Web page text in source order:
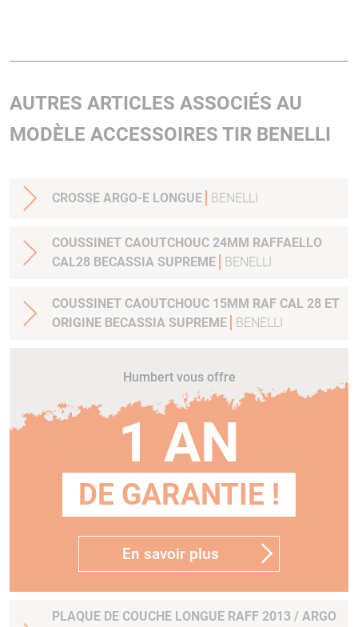
AUTRES ARTICLES ASSOCIÉS AU
MODÈLE ACCESSOIRES TIR BENELLI
CROSSE ARGO-E LONGUE BENELLI
COUSSINET CAOUTCHOUC 24MM RAFFAELLO
CAL28 BECASSIA SUPREME
BENELLI
COUSSINET CAOUTCHOUC 15MM RAF CAL 28 ET
ORIGINE BECASSIA SUPREME
BENELLI
Humbert vous offre
1 AN
DE GARANTIE !
En savoir plus
PLAQUE DE COUCHE LONGUE RAFF 2013 / ARGO